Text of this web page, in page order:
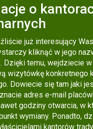
o
już interesujący
kliknąć w jego
Dzięki temu, wejdziecie w
wizytówkę konkretnego
Dowiecie się tam jaki
adres e-mail
godziny otwarcia, w
wymiany. Ponadto,
kantorów